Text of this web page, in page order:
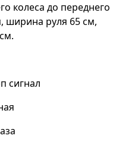
колеса до переднего
ширина руля 65 см,
сигнал